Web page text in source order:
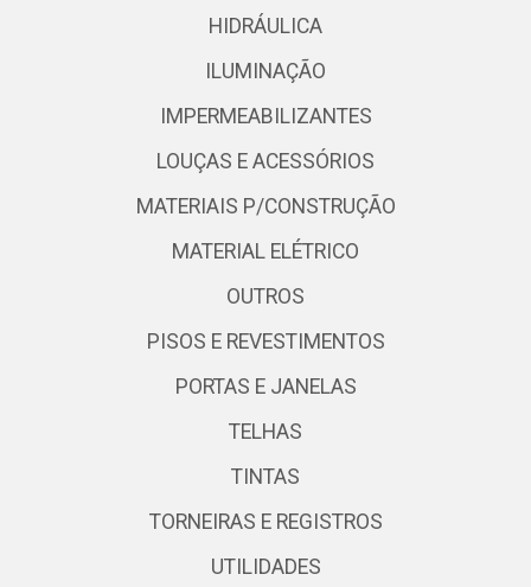
HIDRÁULICA
ILUMINAÇÃO
IMPERMEABILIZANTES
LOUÇAS E ACESSÓRIOS
MATERIAIS P/CONSTRUÇÃO
MATERIAL ELÉTRICO
OUTROS
PISOS E REVESTIMENTOS
PORTAS E JANELAS
TELHAS
TINTAS
TORNEIRAS E REGISTROS
UTILIDADES